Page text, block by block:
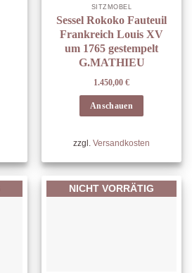
SITZMÖBEL
Sessel Rokoko Fauteuil
Frankreich Louis XV
um 1765 gestempelt
G.MATHIEU
1.450,00 €
Anschauen
zzgl. Versandkosten
NICHT VORRÄTIG